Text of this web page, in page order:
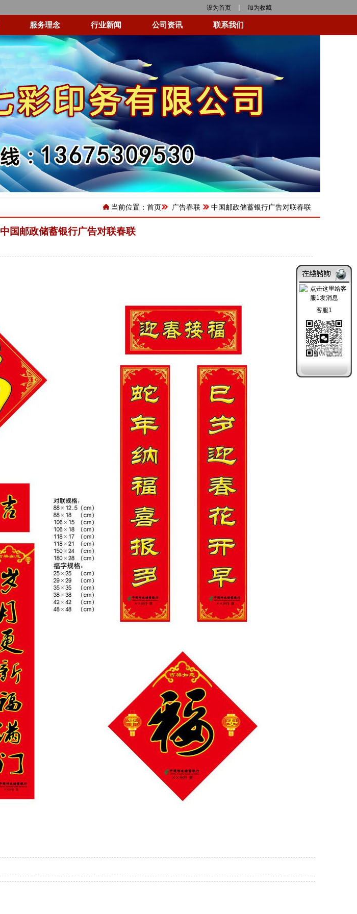
设为首页 | 加为收藏
服务理念 行业新闻 公司资讯 联系我们
当前位置： 首页 广告春联 中国邮政储蓄银行广告对联春联
中国邮政储蓄银行广告对联春联
客服1